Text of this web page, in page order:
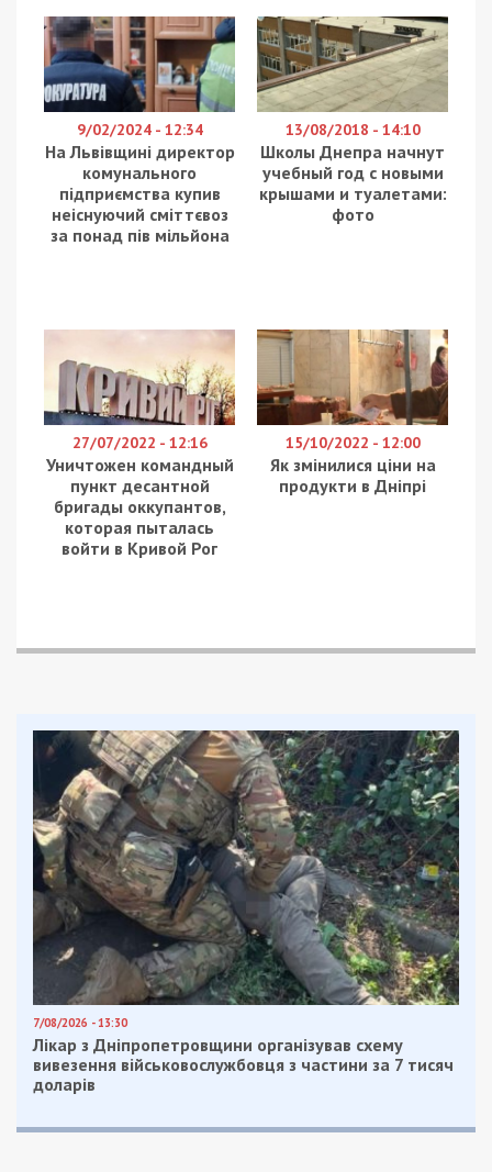
9/02/2024 - 12:34
На Львівщині директор
комунального
підприємства купив
неіснуючий сміттєвоз
за понад пів мільйона
13/08/2018 - 14:10
Школы Днепра начнут
учебный год с новыми
крышами и туалетами:
фото
27/07/2022 - 12:16
Уничтожен командный
пункт десантной
бригады оккупантов,
которая пыталась
войти в Кривой Рог
15/10/2022 - 12:00
Як змінилися ціни на
продукти в Дніпрі
7/08/2026 - 13:30
Лікар з Дніпропетровщини організував схему
вивезення військовослужбовця з частини за 7 тисяч
доларів